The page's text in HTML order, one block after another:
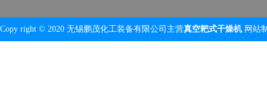
Copy right © 2020 无锡鹏茂化工装备有限公司主营真空耙式干燥机 网站